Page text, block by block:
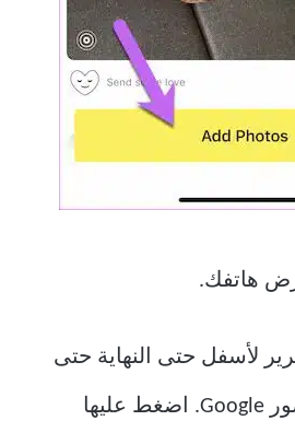
هاتفك.
لأسفل حتى النهاية حتى
ترى خيار الاتصال بصور Google. اضغط عليها